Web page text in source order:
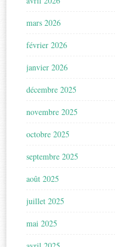
mars 2026
février 2026
janvier 2026
décembre 2025
novembre 2025
octobre 2025
septembre 2025
août 2025
juillet 2025
mai 2025